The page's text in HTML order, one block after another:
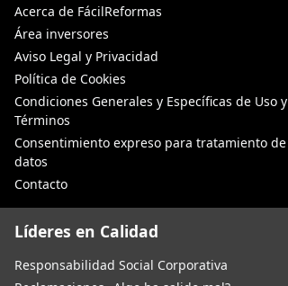
Acerca de FácilReformas
Área inversores
Aviso Legal y Privacidad
Política de Cookies
Condiciones Generales y Específicas de Uso y
Términos
Consentimiento expreso para tratamiento de
datos
Contacto
Líderes en Calidad
Responsabilidad Social Corporativa